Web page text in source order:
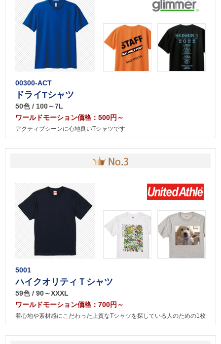
00300-ACT
ドライTシャツ
50色 / 100～7L
ワールドモーション価格：500円～
アクティブシーンに心地良いTシャツです
5001
ハイクオリティＴシャツ
59色 / 90～XXXL
ワールドモーション価格：700円～
着心地や素材感にこだわった上質なTシャツを探している人のための1枚